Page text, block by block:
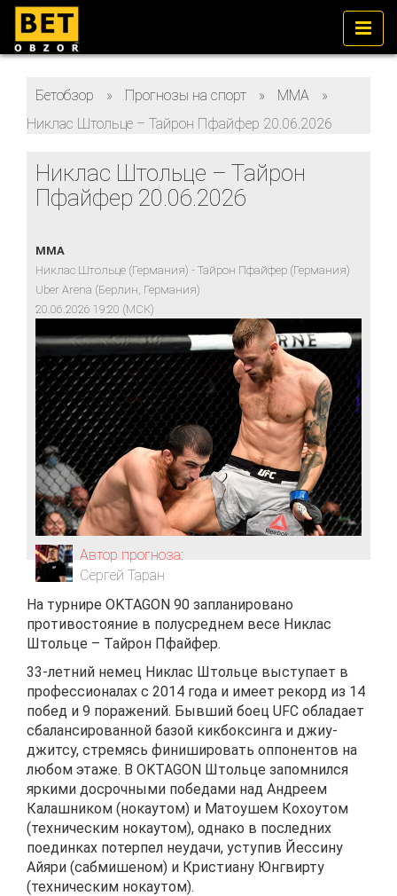
Бетобзор » Прогнозы на спорт » ММА
»
Никлас Штольце – Тайрон Пфайфер 20.06.2026
Никлас Штольце – Тайрон
Пфайфер 20.06.2026
MMA
Никлас Штольце (Германия) - Тайрон Пфайфер (Германия)
Uber Arena (Берлин, Германия)
20.06.2026 19:20 (МСК)
Автор прогноза:
Сергей Таран
На турнире OKTAGON 90 запланировано
противостояние в полусреднем весе Никлас
Штольце – Тайрон Пфайфер.
33-летний немец Никлас Штольце выступает в
профессионалах с 2014 года и имеет рекорд из 14
побед и 9 поражений. Бывший боец UFC обладает
сбалансированной базой кикбоксинга и джиу-
джитсу, стремясь финишировать оппонентов на
любом этаже. В OKTAGON Штольце запомнился
яркими досрочными победами над Андреем
Калашником (нокаутом) и Матоушем Кохоутом
(техническим нокаутом), однако в последних
поединках потерпел неудачи, уступив Йессину
Айяри (сабмишеном) и Кристиану Юнгвирту
(техническим нокаутом).